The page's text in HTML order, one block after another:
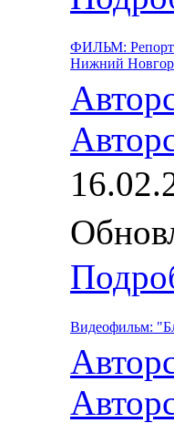
ФИЛЬМ:
Нижний
Видеофильм: